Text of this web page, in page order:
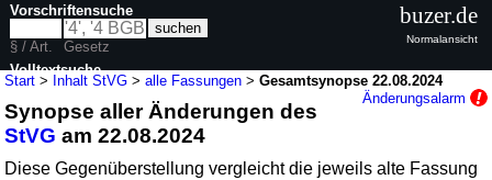
Start > Inhalt StVG >alle Fassungen >Gesamtsynopse 22.08.2024
Änderungsalarm
Synopse aller Änderungen des
StVG am 22.08.2024
Diese Gegenüberstellung vergleicht die jeweils alte Fassung
Vorschriftensuche
§ / Art.
Gesetz
Volltextsuche
nur in StVG
buzer.de
Normalansicht